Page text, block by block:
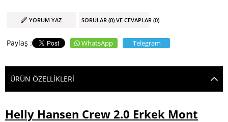
YORUM YAZ SORULAR (0) VE CEVAPLAR (0)
WhatsApp Telegram
ÜRÜN ÖZELLIKLERI
Helly Hansen Crew 2.0 Erkek Mont